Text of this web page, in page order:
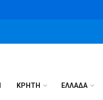
ΚΡΗΤΗ ΕΛΛΑΔΑ